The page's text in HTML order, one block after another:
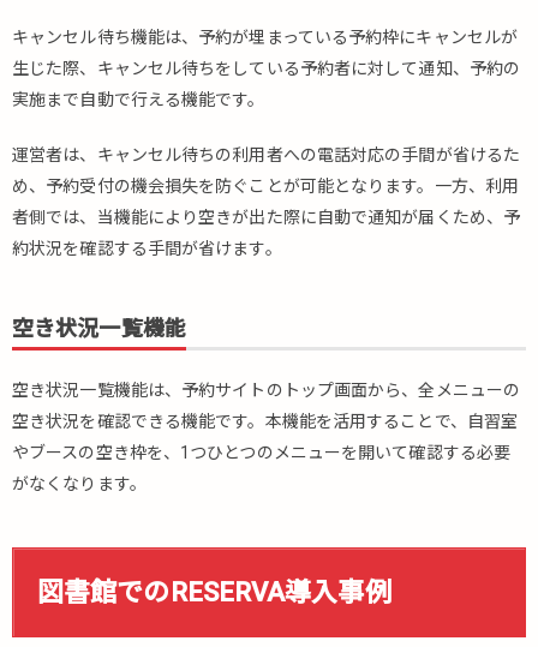
キャンセル待ち機能は、予約が埋まっている予約枠にキャンセルが
生じた際、キャンセル待ちをしている予約者に対して通知、予約の
実施まで自動で行える機能です。
運営者は、キャンセル待ちの利用者への電話対応の手間が省けるた
め、予約受付の機会損失を防ぐことが可能となります。一方、利用
者側では、当機能により空きが出た際に自動で通知が届くため、予
約状況を確認する手間が省けます。
空き状況一覧機能
空き状況一覧機能は、予約サイトのトップ画面から、全メニューの
空き状況を確認できる機能です。本機能を活用することで、自習室
やブースの空き枠を、1つひとつのメニューを開いて確認する必要
がなくなります。
図書館でのRESERVA導入事例